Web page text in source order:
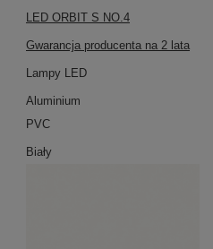
LED ORBIT S NO.4
Gwarancja producenta na 2 lata
Lampy LED
Aluminium
PVC
Biały